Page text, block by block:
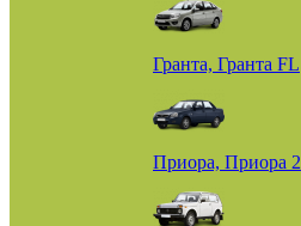
Гранта, Гранта FL
Приора, Приора 2